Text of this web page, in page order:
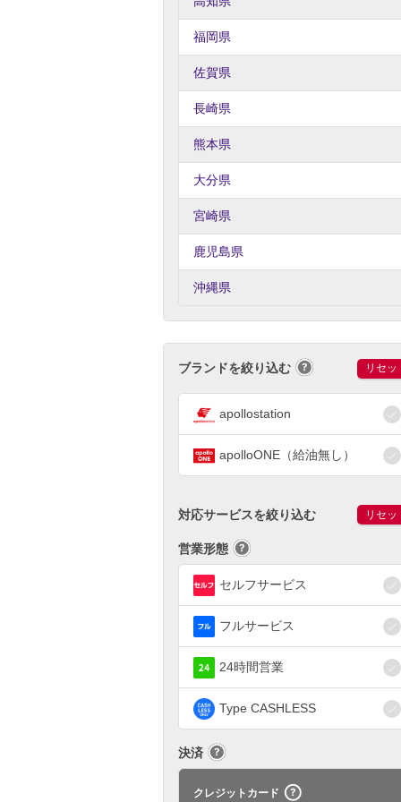
福岡県
佐賀県
長崎県
熊本県
大分県
宮崎県
鹿児島県
沖縄県
ブランドを絞り込む リセッ
apollostation
apolloONE（給油無し）
対応サービスを絞り込む リセッ
営業形態
セルフサービス
フルサービス
24時間営業
Type CASHLESS
決済
クレジットカード